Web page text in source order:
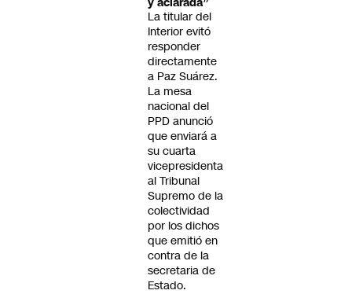
La titular del
Interior evitó
responder
directamente
a Paz Suárez.
La mesa
nacional del
PPD anunció
que enviará a
su cuarta
vicepresidenta
al Tribunal
Supremo de la
colectividad
por los dichos
que emitió en
contra de la
secretaria de
Estado.